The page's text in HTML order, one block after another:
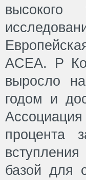
ACEA. Р
выросло
годом и
процента
базой для